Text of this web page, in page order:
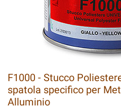
F1000 - Stucco
spatola specifico per
Alluminio